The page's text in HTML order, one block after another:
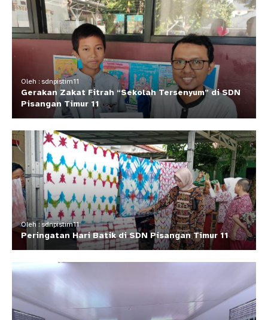
Oleh : sdnpistim11
Gerakan Zakat Fitrah “Sekolah Tersenyum” di SDN
Pisangan Timur 11
Oleh : sdnpistim11
Peringatan Hari Batik di SDN Pisangan Timur 11